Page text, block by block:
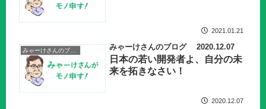
2021.01.21
みゃーけさんのブログ みゃーけさんのブログ 2020.12.07
日本の若い開発者よ、自分の未
来を拓きなさい！
2020.12.07